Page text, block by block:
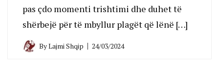
pas çdo momenti trishtimi dhe duhet të
shërbejë për të mbyllur plagët që lënë […]
ByLajmi Shqip 24/03/2024